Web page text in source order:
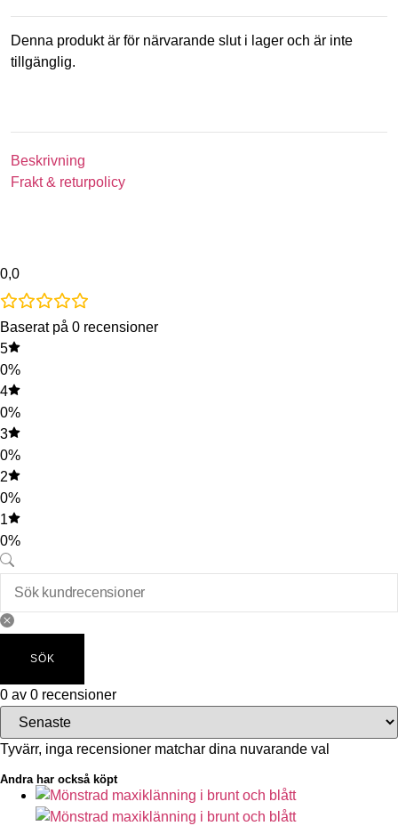
Denna produkt är för närvarande slut i lager och är inte
tillgänglig.
Beskrivning
Frakt & returpolicy
0,0
Baserat på 0 recensioner
5
0%
4
0%
3
0%
2
0%
1
0%
SÖK
0 av 0 recensioner
Tyvärr, inga recensioner matchar dina nuvarande val
Andra har också köpt